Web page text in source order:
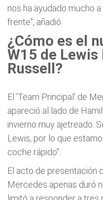
nos ha ayudado mucho
frente", añadió.
¿Cómo es el
W15 de
Russell?
El 'Team Principal' de
apareció al lado de
invierno muy ajetreado.
Lewis, por lo que
coche rápido".
El acto de presentación
Mercedes apenas duró